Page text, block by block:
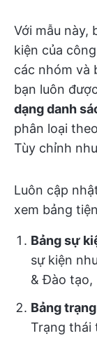
Với mẫu này,
kiện của
các nhóm và
bạn luôn
dạng danh
phân loại
Tùy chỉnh
Luôn cập
xem bảng
Bảng sự
sự kiện
& Đào tạo,
Bảng
Trạng thái